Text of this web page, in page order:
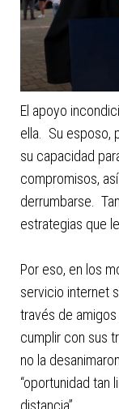
El apoyo
ella. Su esposo,
su capacidad
compromisos,
derrumbarse.
estrategias que
Por eso, en los
servicio internet
través de
cumplir con sus
no la
“oportunidad tan
distancia”.